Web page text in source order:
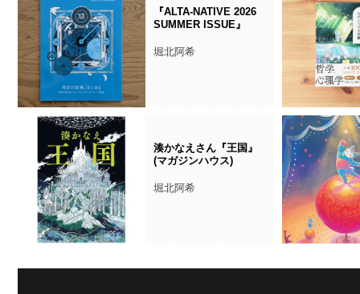
『ALTA-NATIVE 2026
SUMMER ISSUE』
堀北阿希
湊かなえさん『王国』
(マガジンハウス)
堀北阿希